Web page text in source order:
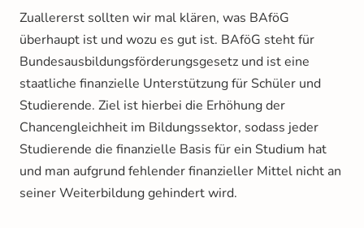
Zuallererst sollten wir mal klären, was BAföG
überhaupt ist und wozu es gut ist. BAföG steht für
Bundesausbildungsförderungsgesetz und ist eine
staatliche finanzielle Unterstützung für Schüler und
Studierende. Ziel ist hierbei die Erhöhung der
Chancengleichheit im Bildungssektor, sodass jeder
Studierende die finanzielle Basis für ein Studium hat
und man aufgrund fehlender finanzieller Mittel nicht an
seiner Weiterbildung gehindert wird.